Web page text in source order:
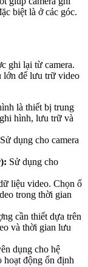
biệt là ở các góc.
ghi lại từ camera.
lớn để lưu trữ video
là thiết bị trung
hình, lưu trữ và
Sử dụng cho camera
Sử dụng cho
liệu video. Chọn ổ
trong thời gian
cần thiết dựa trên
và thời gian lưu
dụng cho hệ
hoạt động ổn định